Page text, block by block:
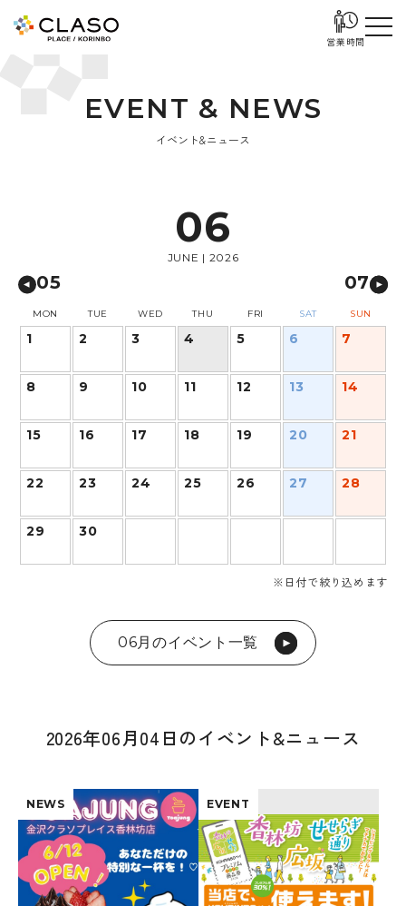
営業時間
EVENT & NEWS
イベント&ニュース
06
JUNE | 2026
05 07
MON TUE WED THU FRI SAT SUN
1 2 3 4 5 6 7
8 9 10 11 12 13 14
15 16 17 18 19 20 21
22 23 24 25 26 27 28
29 30
※日付で絞り込めます
06月のイベント一覧
2026年06月04日のイベント&ニュース
NEWS EVENT